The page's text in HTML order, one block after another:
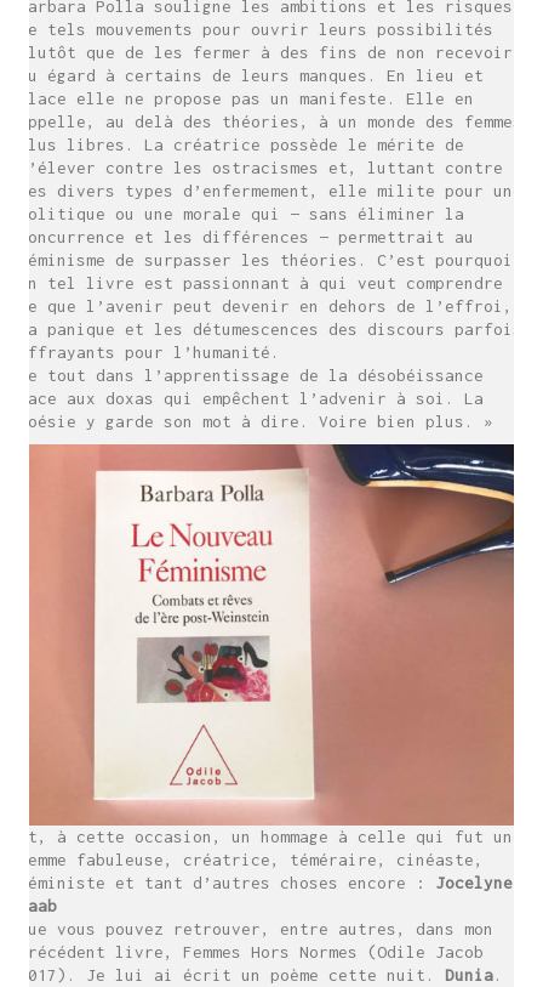
Barbara Polla souligne les ambitions et les risques
de tels mouvements pour ouvrir leurs possibilités
plutôt que de les fermer à des fins de non recevoir
eu égard à certains de leurs manques. En lieu et
place elle ne propose pas un manifeste. Elle en
appelle, au delà des théories, à un monde des femmes
plus libres. La créatrice possède le mérite de
s’élever contre les ostracismes et, luttant contre
les divers types d’enfermement, elle milite pour une
politique ou une morale qui — sans éliminer la
concurrence et les différences — permettrait au
féminisme de surpasser les théories. C’est pourquoi
un tel livre est passionnant à qui veut comprendre
ce que l’avenir peut devenir en dehors de l’effroi,
la panique et les détumescences des discours parfois
effrayants pour l’humanité.
Le tout dans l’apprentissage de la désobéissance
face aux doxas qui empêchent l’advenir à soi. La
poésie y garde son mot à dire. Voire bien plus. »
Et, à cette occasion, un hommage à celle qui fut une
femme fabuleuse, créatrice, téméraire, cinéaste,
féministe et tant d’autres choses encore : Jocelyne
Saab
Que vous pouvez retrouver, entre autres, dans mon
précédent livre, Femmes Hors Normes (Odile Jacob
2017). Je lui ai écrit un poème cette nuit. Dunia.